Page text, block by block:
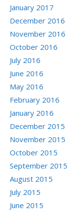
January 2017
December 2016
November 2016
October 2016
July 2016
June 2016
May 2016
February 2016
January 2016
December 2015
November 2015
October 2015
September 2015
August 2015
July 2015
June 2015